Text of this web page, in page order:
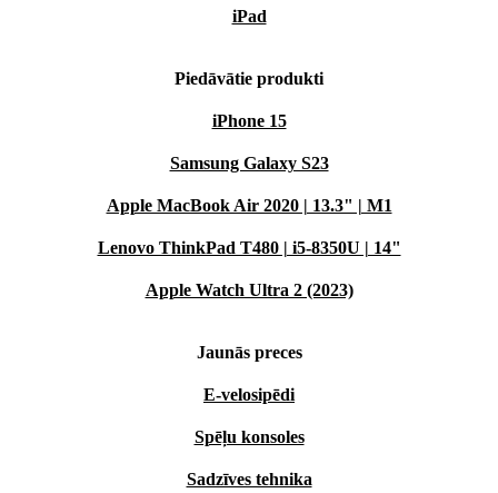
iPad
Piedāvātie produkti
iPhone 15
Samsung Galaxy S23
Apple MacBook Air 2020 | 13.3" | M1
Lenovo ThinkPad T480 | i5-8350U | 14"
Apple Watch Ultra 2 (2023)
Jaunās preces
E-velosipēdi
Spēļu konsoles
Sadzīves tehnika